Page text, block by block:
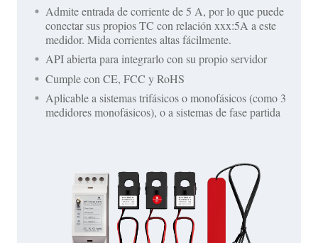
Admite entrada de corriente de 5 A, por lo que puede
conectar sus propios TC con relación xxx:5A a este
medidor. Mida corrientes altas fácilmente.
API abierta para integrarlo con su propio servidor
Cumple con CE, FCC y RoHS
Aplicable a sistemas trifásicos o monofásicos (como 3
medidores monofásicos), o a sistemas de fase partida